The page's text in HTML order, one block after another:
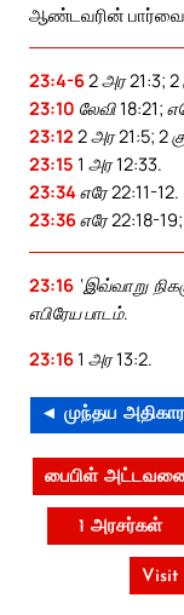
ஆண்டவரின்
23:4-62 அர 21:3; 2
23:10 லேவி 18:21;
23:12 2 அர 21:5; 2
23:15 1 அர 12:33.
23:34எரே 22:11-12.
23:36எரே 22:18-
23:16 ‘இவ்வாறு
எபிரேய பாடம்.
23:161 அர 13:2.
◄ முந்தய
பைபிள்
1 அரசர்கள்
Visit